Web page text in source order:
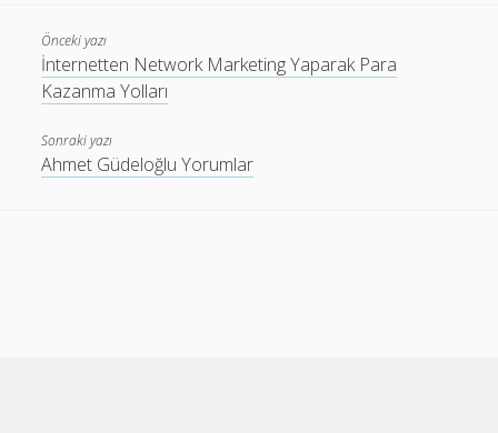
Önceki yazı
İnternetten Network Marketing Yaparak Para
Kazanma Yolları
Sonraki yazı
Ahmet Güdeloğlu Yorumlar